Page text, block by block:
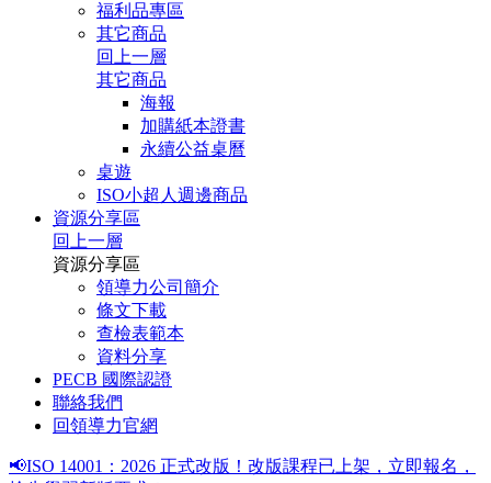
福利品專區
其它商品
回上一層
其它商品
海報
加購紙本證書
永續公益桌曆
桌遊
ISO小超人週邊商品
資源分享區
回上一層
資源分享區
領導力公司簡介
條文下載
查檢表範本
資料分享
PECB 國際認證
聯絡我們
回領導力官網
📢ISO 14001：2026 正式改版！改版課程已上架，立即報名，